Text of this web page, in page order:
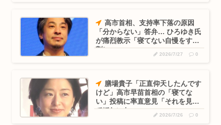
高市首相、支持率下落の原因
「分からない」答弁… ひろゆき氏
が痛烈教示「寝てない自慢をする
割に…」
2026/7/27 0
膳場貴子「正直仰天したんです
けど」高市早苗首相の「寝てな
い」投稿に率直意見「それを見せ
てほしいな」
2026/7/26 0